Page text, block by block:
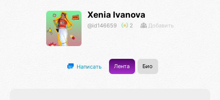
Xenia Ivanova
@id146659 2 Добавить
Написать Лента Био